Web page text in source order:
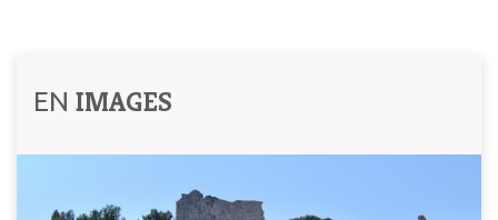
EN IMAGES